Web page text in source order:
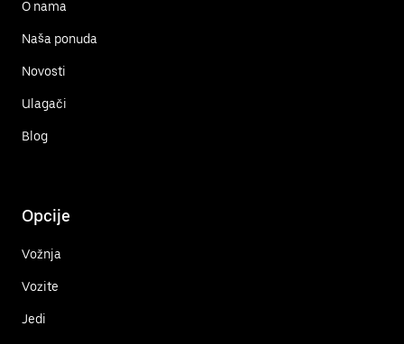
O nama
Naša ponuda
Novosti
Ulagači
Blog
Opcije
Vožnja
Vozite
Jedi